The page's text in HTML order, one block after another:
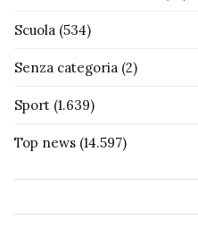
Scuola (534)
Senza categoria (2)
Sport (1.639)
Top news (14.597)